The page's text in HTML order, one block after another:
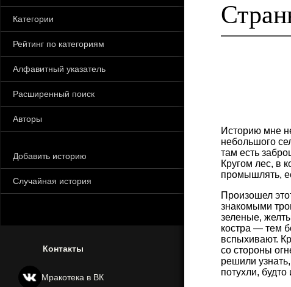
Категории
Рейтинг по категориям
Алфавитный указатель
Расширенный поиск
Авторы
Добавить историю
Случайная история
Контакты
Мракотека в ВК
Историю мне
небольшого
там есть
Кругом лес, в
промышлять,
Произошел
знакомыми
зеленые,
костра — тем
вспыхивают.
со стороны
решили
потухли,